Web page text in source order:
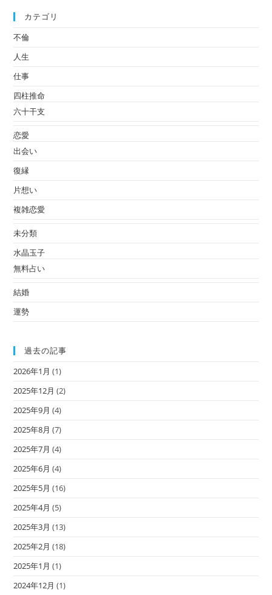
カテゴリ
不倫
人生
仕事
四柱推命
六十干支
恋愛
出会い
復縁
片想い
複雑恋愛
未分類
水晶玉子
無料占い
結婚
運勢
過去の記事
2026年1月 (1)
2025年12月 (2)
2025年9月 (4)
2025年8月 (7)
2025年7月 (4)
2025年6月 (4)
2025年5月 (16)
2025年4月 (5)
2025年3月 (13)
2025年2月 (18)
2025年1月 (1)
2024年12月 (1)